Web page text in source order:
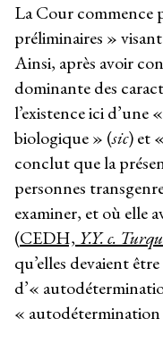
La Cour commence
préliminaires »
Ainsi, après avoir
dominante des
l’existence ici
biologique » (sic) et
conclut que la
personnes
examiner, et où elle
(CEDH, Y.Y. c.
qu’elles devaient
d’«
«